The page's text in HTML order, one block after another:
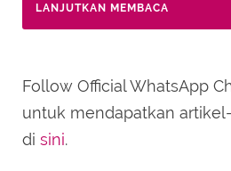
LANJUTKAN MEMBACA
Follow Official WhatsApp
untuk mendapatkan
di sini.